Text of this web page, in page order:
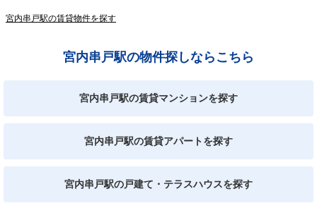
宮内串戸駅の賃貸物件を探す
宮内串戸駅の物件探しならこちら
宮内串戸駅の賃貸マンションを探す
宮内串戸駅の賃貸アパートを探す
宮内串戸駅の戸建て・テラスハウスを探す